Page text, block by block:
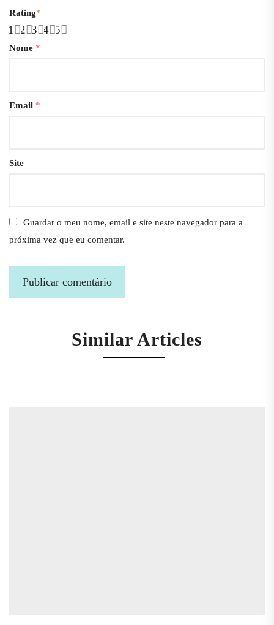
Rating*
5
4
3
2
1
Nome *
Email *
Site
Guardar o meu nome, email e site neste navegador para a
próxima vez que eu comentar.
Similar Articles